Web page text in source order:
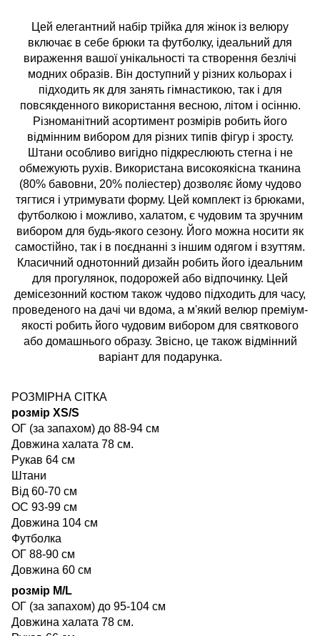
Цей елегантний набір трійка для жінок із велюру
включає в себе брюки та футболку, ідеальний для
вираження вашої унікальності та створення безлічі
модних образів. Він доступний у різних кольорах і
підходить як для занять гімнастикою, так і для
повсякденного використання весною, літом і осінню.
Різноманітний асортимент розмірів робить його
відмінним вибором для різних типів фігур і зросту.
Штани особливо вигідно підкреслюють стегна і не
обмежують рухів. Використана високоякісна тканина
(80% бавовни, 20% поліестер) дозволяє йому чудово
тягтися і утримувати форму. Цей комплект із брюками,
футболкою і можливо, халатом, є чудовим та зручним
вибором для будь-якого сезону. Його можна носити як
самостійно, так і в поєднанні з іншим одягом і взуттям.
Класичний однотонний дизайн робить його ідеальним
для прогулянок, подорожей або відпочинку. Цей
демісезонний костюм також чудово підходить для часу,
проведеного на дачі чи вдома, а м'який велюр преміум-
якості робить його чудовим вибором для святкового
або домашнього образу. Звісно, це також відмінний
варіант для подарунка.
РОЗМІРНА СІТКА
розмір XS/S
ОГ (за запахом) до 88-94 см
Довжина халата 78 см.
Рукав 64 см
Штани
Від 60-70 см
ОС 93-99 см
Довжина 104 см
Футболка
ОГ 88-90 см
Довжина 60 см
розмір M/L
ОГ (за запахом) до 95-104 см
Довжина халата 78 см.